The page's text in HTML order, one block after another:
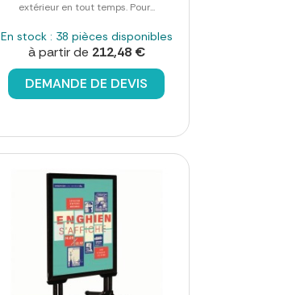
extérieur en tout temps. Pour...
En stock : 38 pièces disponibles
à partir de 212,48 €
DEMANDE DE DEVIS